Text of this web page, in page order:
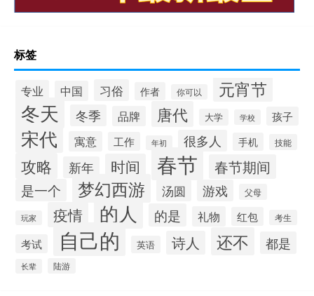
标签
专业 中国 习俗 作者 你可以 元宵节
冬天 冬季 品牌 唐代 大学 学校 孩子
宋代 寓意 工作 年初 很多人 手机 技能
攻略 新年 时间 春节 春节期间
是一个 梦幻西游 汤圆 游戏 父母
玩家 疫情 的人 的是 礼物 红包 考生
考试 自己的 英语 诗人 还不 都是
长辈 陆游